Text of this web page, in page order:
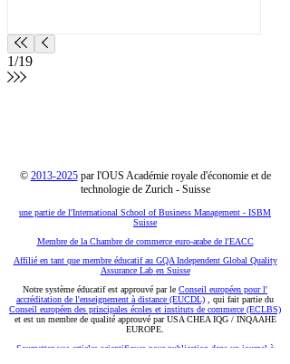
recherche sur l'IA
responsable avec une
publication sur le
1/19
© 2013-2025par l'OUS Académie royale d'économie et de
technologie de Zurich - Suisse
une partie de l'International School of Business Management - ISBM
Suisse
Membre de la Chambre de commerce euro-arabe de l'EACC
Affilié en tant que membre éducatif au GQA Independent Global Quality
Assurance Lab en Suisse
Notre système éducatif est approuvé par le Conseil européen pour l'
accréditation de l'enseignement à distance (EUCDL) , qui fait partie du
Conseil européen des principales écoles et instituts de commerce (ECLBS)
et est un membre de qualité approuvé par USA CHEA IQG / INQAAHE
EUROPE.
Soumettez vos articles scientifiques pour publication dans un journal à